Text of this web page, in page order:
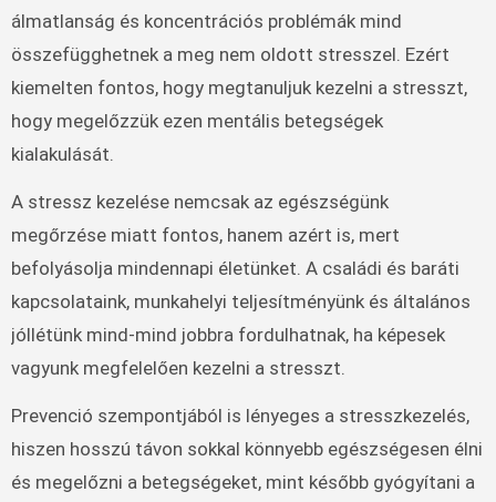
álmatlanság és koncentrációs problémák mind
összefügghetnek a meg nem oldott stresszel. Ezért
kiemelten fontos, hogy megtanuljuk kezelni a stresszt,
hogy megelőzzük ezen mentális betegségek
kialakulását.
A stressz kezelése nemcsak az egészségünk
megőrzése miatt fontos, hanem azért is, mert
befolyásolja mindennapi életünket. A családi és baráti
kapcsolataink, munkahelyi teljesítményünk és általános
jóllétünk mind-mind jobbra fordulhatnak, ha képesek
vagyunk megfelelően kezelni a stresszt.
Prevenció szempontjából is lényeges a stresszkezelés,
hiszen hosszú távon sokkal könnyebb egészségesen élni
és megelőzni a betegségeket, mint később gyógyítani a